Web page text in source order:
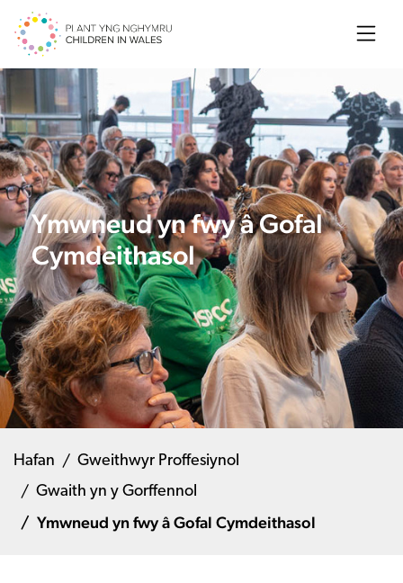
Search
Ymwneud yn fwy â Gofal
Cymdeithasol
Hafan
Gweithwyr Proffesiynol
Gwaith yn y Gorffennol
Ymwneud yn fwy â Gofal Cymdeithasol